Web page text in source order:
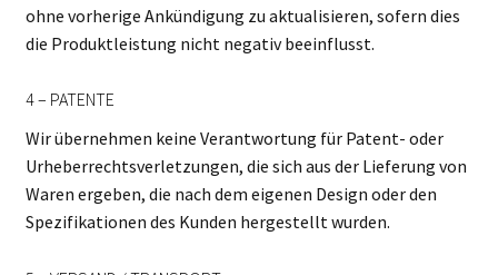
ohne vorherige Ankündigung zu aktualisieren, sofern dies
die Produktleistung nicht negativ beeinflusst.
4 – PATENTE
Wir übernehmen keine Verantwortung für Patent- oder
Urheberrechtsverletzungen, die sich aus der Lieferung von
Waren ergeben, die nach dem eigenen Design oder den
Spezifikationen des Kunden hergestellt wurden.